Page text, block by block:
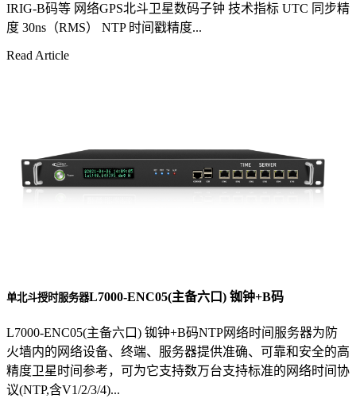
IRIG-B码等 网络GPS北斗卫星数码子钟 技术指标 UTC 同步精
度 30ns（RMS） NTP 时间戳精度...
Read Article
单北斗授时服务器L7000-ENC05(主备六口) 铷钟+B码
L7000-ENC05(主备六口) 铷钟+B码NTP网络时间服务器为防
火墙内的网络设备、终端、服务器提供准确、可靠和安全的高
精度卫星时间参考，可为它支持数万台支持标准的网络时间协
议(NTP,含V1/2/3/4)...